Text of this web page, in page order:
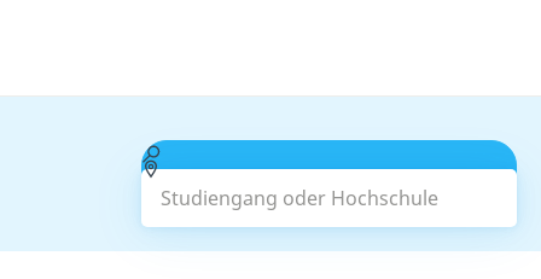
Studiengang oder Hochschule
Suchen